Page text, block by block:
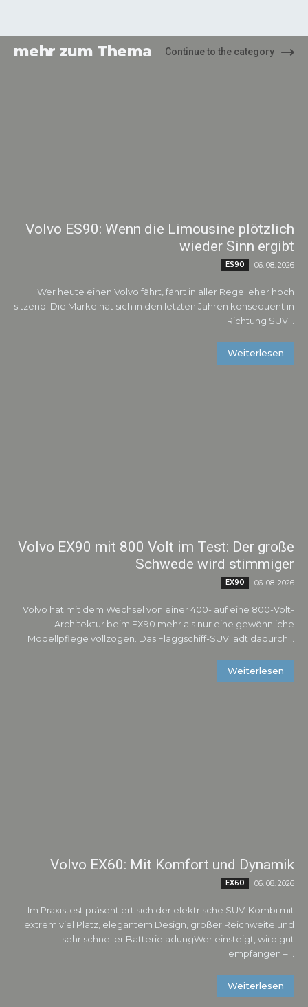
mehr zum Thema Continue to the category
Volvo ES90: Wenn die Limousine plötzlich
wieder Sinn ergibt
ES90 06. 08. 2026
Wer heute einen Volvo fährt, fährt in aller Regel eher hoch
sitzend. Die Marke hat sich in den letzten Jahren konsequent in
Richtung SUV...
Weiterlesen
Volvo EX90 mit 800 Volt im Test: Der große
Schwede wird stimmiger
EX90 06. 08. 2026
Volvo hat mit dem Wechsel von einer 400- auf eine 800-Volt-
Architektur beim EX90 mehr als nur eine gewöhnliche
Modellpflege vollzogen. Das Flaggschiff-SUV lädt dadurch...
Weiterlesen
Volvo EX60: Mit Komfort und Dynamik
EX60 06. 08. 2026
Im Praxistest präsentiert sich der elektrische SUV-Kombi mit
extrem viel Platz, elegantem Design, großer Reichweite und
sehr schneller BatterieladungWer einsteigt, wird gut
empfangen –...
Weiterlesen